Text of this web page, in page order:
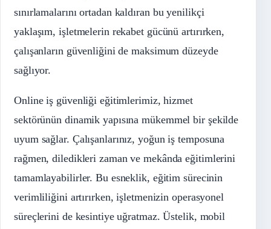
sınırlamalarını ortadan kaldıran bu yenilikçi
yaklaşım, işletmelerin rekabet gücünü artırırken,
çalışanların güvenliğini de maksimum düzeyde
sağlıyor.
Online iş güvenliği eğitimlerimiz, hizmet
sektörünün dinamik yapısına mükemmel bir şekilde
uyum sağlar. Çalışanlarınız, yoğun iş temposuna
rağmen, diledikleri zaman ve mekânda eğitimlerini
tamamlayabilirler. Bu esneklik, eğitim sürecinin
verimliliğini artırırken, işletmenizin operasyonel
süreçlerini de kesintiye uğratmaz. Üstelik, mobil